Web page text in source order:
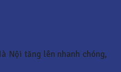
Nội tăng lên nhanh chóng,